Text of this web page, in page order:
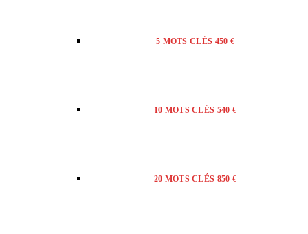
5 MOTS CLÉS 450 €
10 MOTS CLÉS 540 €
20 MOTS CLÉS 850 €